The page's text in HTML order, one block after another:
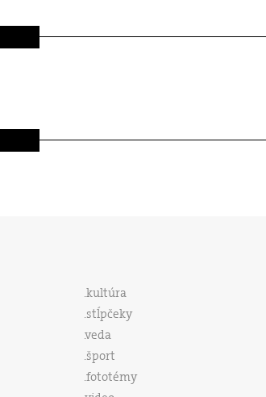
kultúra
stĺpčeky
veda
šport
fototémy